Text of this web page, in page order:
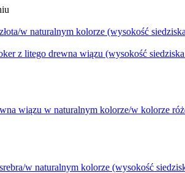
w naturalnym kolorze (wysokość
z litego drewna wiązu (wysokość
wiązu w naturalnym kolorze/w kolorze
w naturalnym kolorze (wysokość